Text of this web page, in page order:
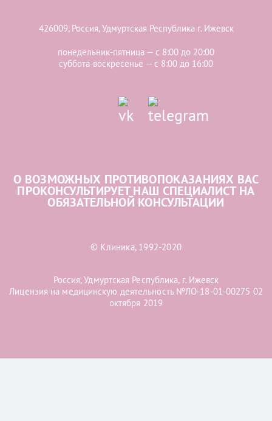
426009, Россия, Удмуртская Республика г. Ижевск
понедельник-пятница — с 8:00 до 20:00
суббота-воскресенье — с 8:00 до 16:00
О ВОЗМОЖНЫХ ПРОТИВОПОКАЗАНИЯХ ВАС
ПРОКОНСУЛЬТИРУЕТ НАШ СПЕЦИАЛИСТ НА
ОБЯЗАТЕЛЬНОЙ КОНСУЛЬТАЦИИ
© Клиника, 1992-2020
Россия, Удмуртская Республика, г. Ижевск
Лицензия на медицинскую деятельность №ЛО-18-01-00275 02
октября 2019